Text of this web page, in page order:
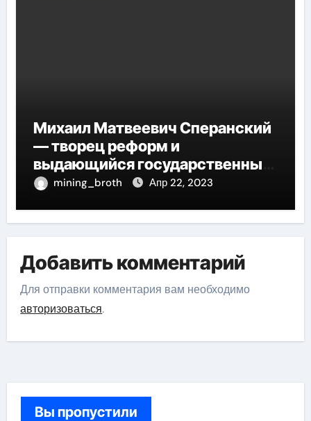
Михаил Матвеевич Сперанский
— творец реформ и
выдающийся государственный
деятель России
mining_broth Апр 22, 2023
Добавить комментарий
Для отправки комментария вам необходимо
авторизоваться.
Вы пропустили